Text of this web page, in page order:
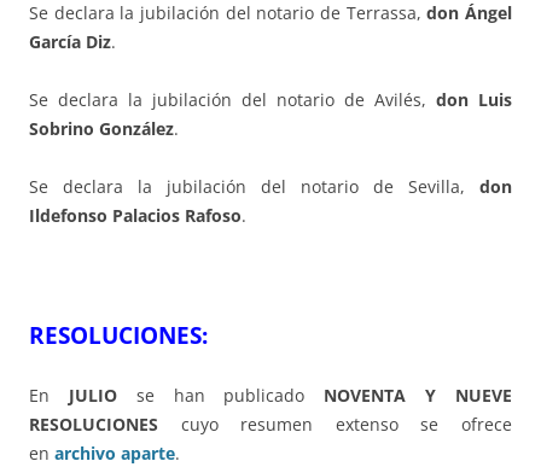
Se declara la jubilación del notario de Terrassa, don Ángel
García Diz.
Se declara la jubilación del notario de Avilés, don Luis
Sobrino González.
Se declara la jubilación del notario de Sevilla, don
Ildefonso Palacios Rafoso.
RESOLUCIONES:
En JULIO se han publicado NOVENTA Y NUEVE
RESOLUCIONES cuyo resumen extenso se ofrece
en archivo aparte.